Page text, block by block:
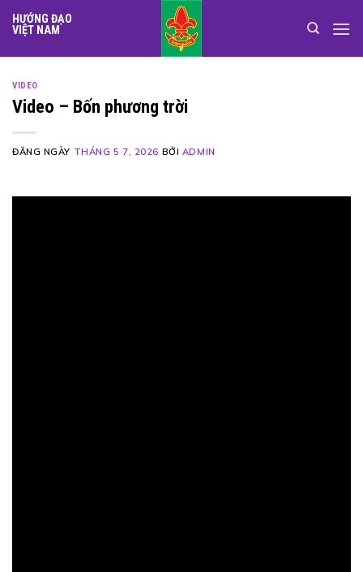
Skip
to
HƯỚNG ĐẠO
VIỆT NAM
VIDEO
Video – Bốn phương trời
ĐĂNG NGÀY THÁNG 5 7, 2026 BỞI ADMIN